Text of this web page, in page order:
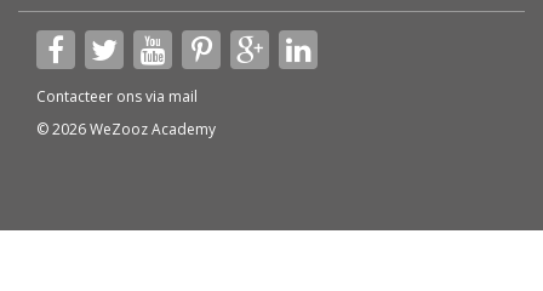
Contacteer ons via mail
© 2026 WeZooz Academy